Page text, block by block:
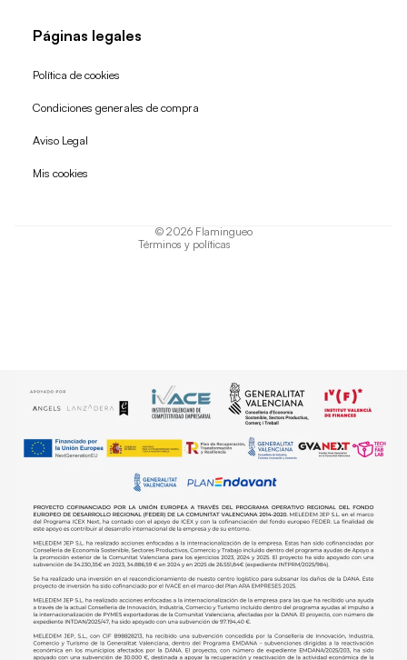
Páginas legales
Política de cookies
Condiciones generales de compra
Aviso Legal
Mis cookies
© 2026 Flamingueo
Términos y políticas